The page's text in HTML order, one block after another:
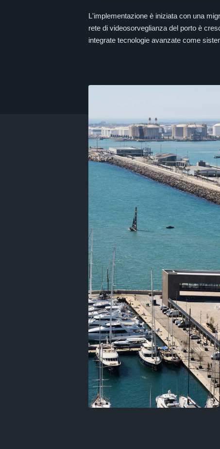
L'implementazione è iniziata con una
rete di videosorveglianza del porto è
integrate tecnologie avanzate come